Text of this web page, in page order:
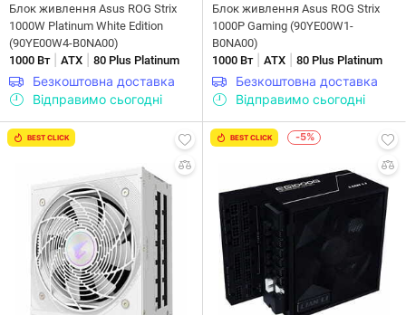
Блок живлення Asus ROG Strix
1000W Platinum White Edition
(90YE00W4-B0NA00)
1000 Вт| ATX 80 Plus Platinum
Безкоштовна доставка
Відправимо сьогодні
Блок живлення Asus ROG Strix
1000P Gaming (90YE00W1-
B0NA00)
1000 Вт| ATX 80 Plus Platinum
Безкоштовна доставка
Відправимо сьогодні
BEST CLICK BEST CLICK -5%